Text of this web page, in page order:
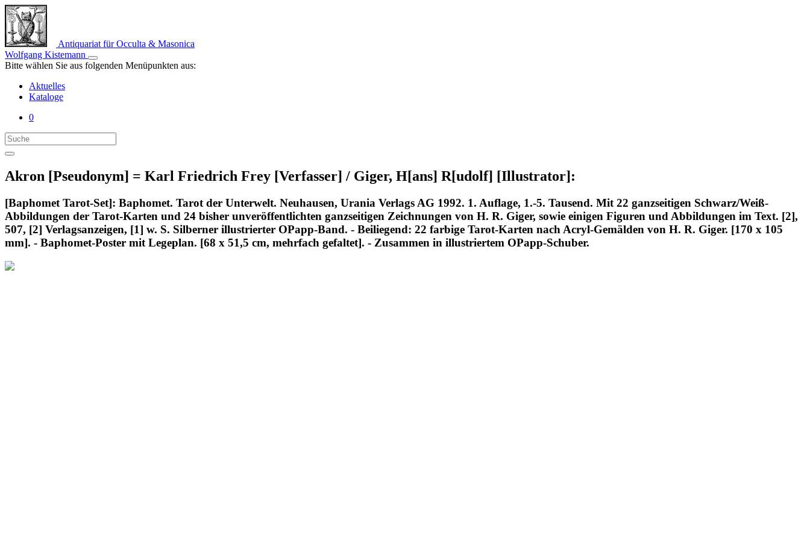
Antiquariat für Occulta & Masonica
Wolfgang Kistemann
Bitte wählen Sie aus folgenden Menüpunkten aus:
Aktuelles
Kataloge
0
Akron [Pseudonym] = Karl Friedrich Frey [Verfasser] / Giger, H[ans] R[udolf] [Illustrator]:
[Baphomet Tarot-Set]: Baphomet. Tarot der Unterwelt. Neuhausen, Urania Verlags AG 1992. 1. Auflage, 1.-5. Tausend. Mit 22 ganzseitigen Schwarz/Weiß-
Abbildungen der Tarot-Karten und 24 bisher unveröffentlichten ganzseitigen Zeichnungen von H. R. Giger, sowie einigen Figuren und Abbildungen im Text. [2],
507, [2] Verlagsanzeigen, [1] w. S. Silberner illustrierter OPapp-Band. - Beiliegend: 22 farbige Tarot-Karten nach Acryl-Gemälden von H. R. Giger. [170 x 105
mm]. - Baphomet-Poster mit Legeplan. [68 x 51,5 cm, mehrfach gefaltet]. - Zusammen in illustriertem OPapp-Schuber.